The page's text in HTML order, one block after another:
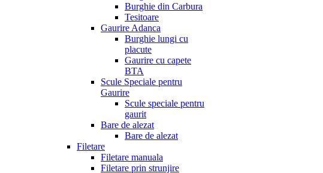
Burghie din Carbura
Tesitoare
Gaurire Adanca
Burghie lungi cu
placute
Gaurire cu capete
BTA
Scule Speciale pentru
Gaurire
Scule speciale pentru
gaurit
Bare de alezat
Bare de alezat
Filetare
Filetare manuala
Filetare prin strunjire